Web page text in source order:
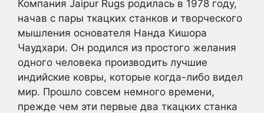
Компания Jaipur Rugs родилась в 1978 году,
начав с пары ткацких станков и творческого
мышления основателя Нанда Кишора
Чаудхари. Он родился из простого желания
одного человека производить лучшие
индийские ковры, которые когда-либо видел
мир. Прошло совсем немного времени,
прежде чем эти первые два ткацких станка